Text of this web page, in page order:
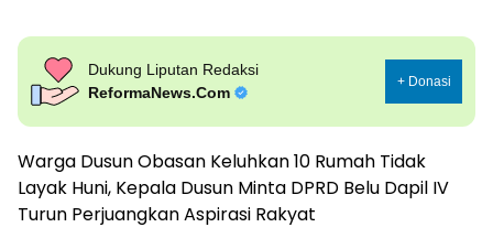
Dukung Liputan Redaksi
ReformaNews.Com
+ Donasi
Warga Dusun Obasan Keluhkan 10 Rumah Tidak
Layak Huni, Kepala Dusun Minta DPRD Belu Dapil IV
Turun Perjuangkan Aspirasi Rakyat